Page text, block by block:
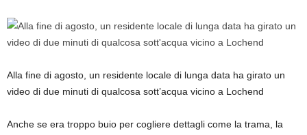
Alla fine di agosto, un residente locale di lunga data ha girato un
video di due minuti di qualcosa sott’acqua vicino a Lochend
Anche se era troppo buio per cogliere dettagli come la trama, la